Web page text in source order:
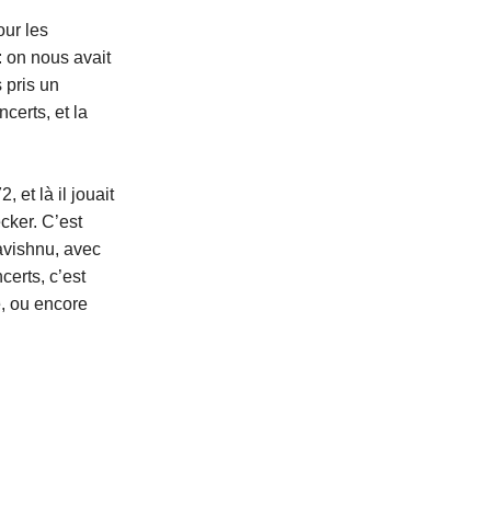
les
on nous avait
pris un
et la
et là il jouait
C’est
avec
c’est
ou encore